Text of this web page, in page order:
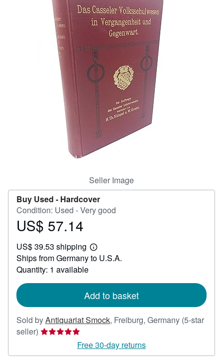
CLOSE
Seller Image
Buy Used - Hardcover
Condition: Used - Very good
Price
57.14
US$ 57.14
US$ 39.53 shipping
Learn
more
Ships from Germany to U.S.A.
Quantity: 1 available
Add to basket
Sold byAntiquariat Smock, Freiburg, Germany (5-star
seller) Seller
5
Free 30-day returns